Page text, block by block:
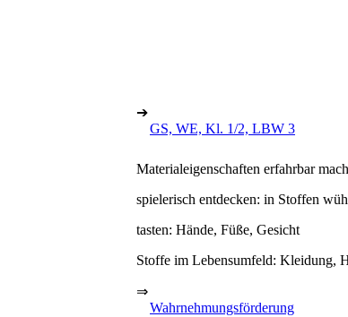
➔
GS, WE, Kl. 1/2, LBW 3
Materialeigenschaften erfahrbar
spielerisch entdecken: in Stoffen
tasten: Hände, Füße, Gesicht
Stoffe im Lebensumfeld: Kleidung,
⇒
Wahrnehmungsförderung